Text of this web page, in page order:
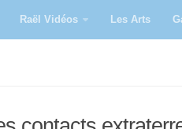
Raël Vidéos Les Arts